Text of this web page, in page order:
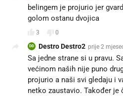
belingem je projurio jer
golom ostanu dvojica
3 0
DD Destro Destro2 prije 2
Sa jedne strane si u pravu.
većinom naših nije puno
projurio a naši svi gledaju i
netko zaustavio. Također je